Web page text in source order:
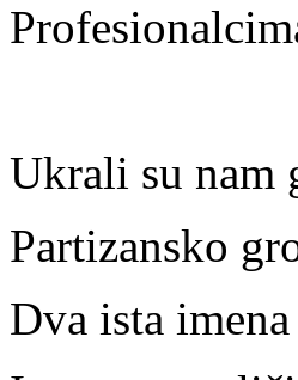
Ukrali su nam
Partizansko
Dva ista imena